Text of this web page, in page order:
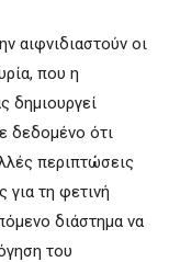
αιφνιδιαστούν οι
που η
δημιουργεί
δεδομένο ότι
περιπτώσεις
για τη φετινή
διάστημα να
του